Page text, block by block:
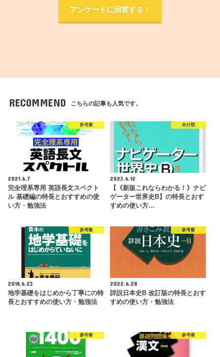
アンケートに回答する！
RECOMMEND こちらの記事も人気です。
参考書
2021.6.7
完全理系専用 英語長文スペクト
ル 基礎編の特長とおすすめの使
い方・勉強法
未分類
2023.6.12
【《新版これならわかる！》ナビ
ゲーター世界史B】の特長とおす
すめの使い方…
参考書
2018.6.23
地学基礎をはじめから丁寧にの特
長とおすすめの使い方・勉強法
参考書
2022.6.28
詳説日本史B 改訂版の特長とおす
すめの使い方・勉強法
参考書 参考書